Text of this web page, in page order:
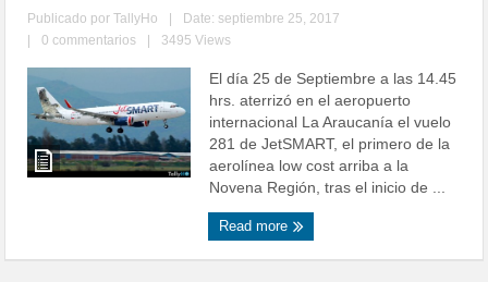
Publicado porTallyHo
Date: septiembre 25, 2017
0 commentarios 3495 Views
El día 25 de Septiembre a las 14.45
hrs. aterrizó en el aeropuerto
internacional La Araucanía el vuelo
281 de JetSMART, el primero de la
aerolínea low cost arriba a la
Novena Región, tras el inicio de ...
Read more